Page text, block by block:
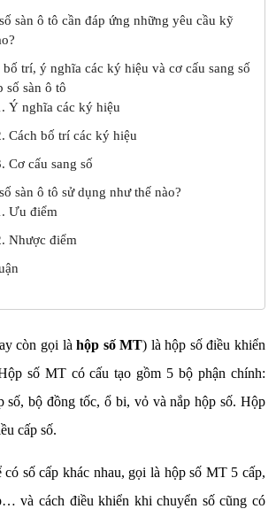
sàn ô tô cần đáp ứng những yêu cầu kỹ
bố trí, ý nghĩa các ký hiệu và cơ cấu sang số
số sàn ô tô
Ý nghĩa các ký hiệu
Cách bố trí các ký hiệu
Cơ cấu sang số
sàn ô tô sử dụng như thế nào?
Ưu điểm
Nhược điểm
còn gọi làhộp số MT) là hộp số điều khiển
số MT có cấu tạo gồm 5 bộ phận chính:
số, bộ đồng tốc, ổ bi, vỏ và nắp hộp số. Hộp
cấp số.
số cấp khác nhau, gọi là hộp số MT 5 cấp,
và cách điều khiển khi chuyển số cũng có